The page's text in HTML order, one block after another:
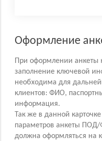
Оформление
При оформлении анкеты
заполнение ключевой
необходима для
клиентов: ФИО,
информация.
Так же в данной
параметров анкеты ПОД/
должна оформляться на